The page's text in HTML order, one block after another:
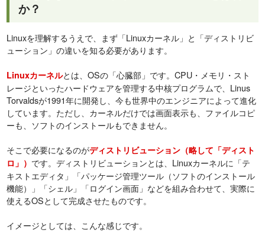
か？
Linuxを理解するうえで、まず「Linuxカーネル」と「ディストリビ
ューション」の違いを知る必要があります。
Linuxカーネルとは、OSの「心臓部」です。CPU・メモリ・スト
レージといったハードウェアを管理する中核プログラムで、Linus
Torvaldsが1991年に開発し、今も世界中のエンジニアによって進化
しています。ただし、カーネルだけでは画面表示も、ファイルコピ
ーも、ソフトのインストールもできません。
そこで必要になるのがディストリビューション（略して「ディスト
ロ」） です。ディストリビューションとは、Linuxカーネルに「テ
キストエディタ」「パッケージ管理ツール（ソフトのインストール
機能）」「シェル」「ログイン画面」などを組み合わせて、実際に
使えるOSとして完成させたものです。
イメージとしては、こんな感じです。